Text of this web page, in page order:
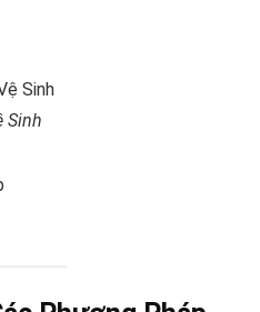
Sinh